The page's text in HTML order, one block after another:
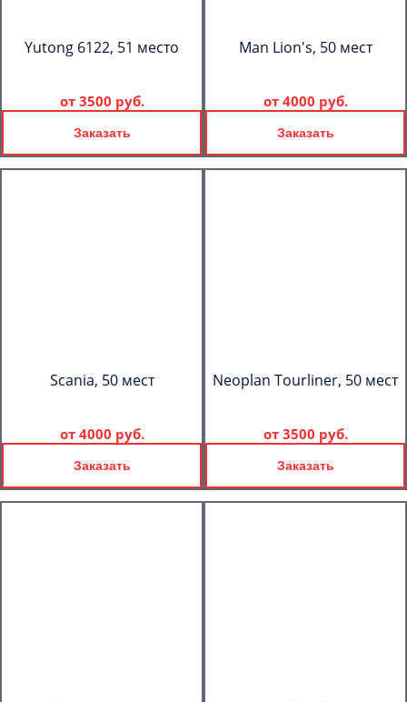
Yutong 6122, 51 место
от 3500 руб.
Заказать
Man Lion's, 50 мест
от 4000 руб.
Заказать
Scania, 50 мест
от 4000 руб.
Заказать
Neoplan Tourliner, 50 мест
от 3500 руб.
Заказать